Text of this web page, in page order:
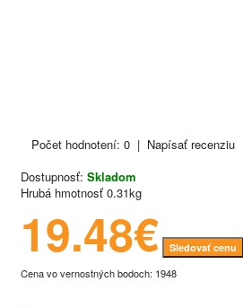
Počet hodnotení: 0 | Napísať recenziu
Dostupnosť: Skladom
Hrubá hmotnosť 0.31kg
19.48€ Sledovať cenu
Cena vo vernostných bodoch: 1948